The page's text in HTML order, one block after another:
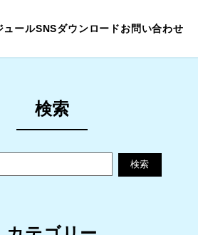
ュールSNSダウンロードお問い合わせ
検索
検索